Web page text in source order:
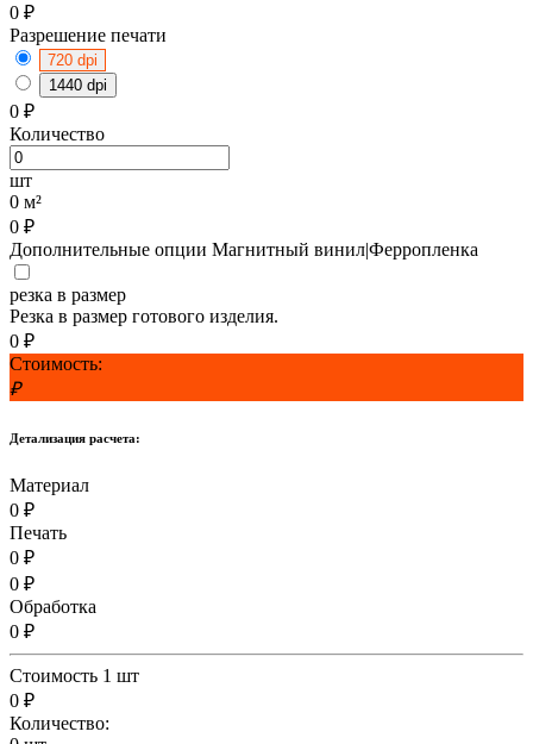
0 ₽
Разрешение печати
720 dpi
1440 dpi
0 ₽
Количество
шт
0 м²
0 ₽
Дополнительные опции Магнитный винил|Ферропленка
резка в размер
Резка в размер готового изделия.
0 ₽
Стоимость:
₽
Детализация расчета:
Материал
0 ₽
Печать
0 ₽
0 ₽
Обработка
0 ₽
Стоимость 1 шт
0 ₽
Количество: